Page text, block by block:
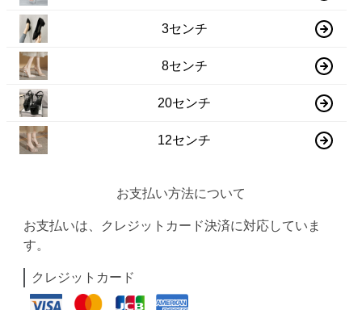
3センチ
8センチ
20センチ
12センチ
お支払い方法について
お支払いは、クレジットカード決済に対応していま
す。
クレジットカード